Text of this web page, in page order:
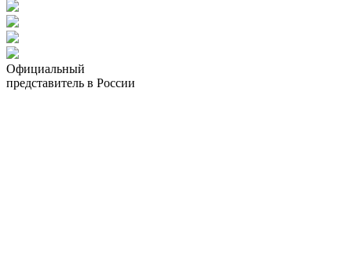
Официальный
представитель в России